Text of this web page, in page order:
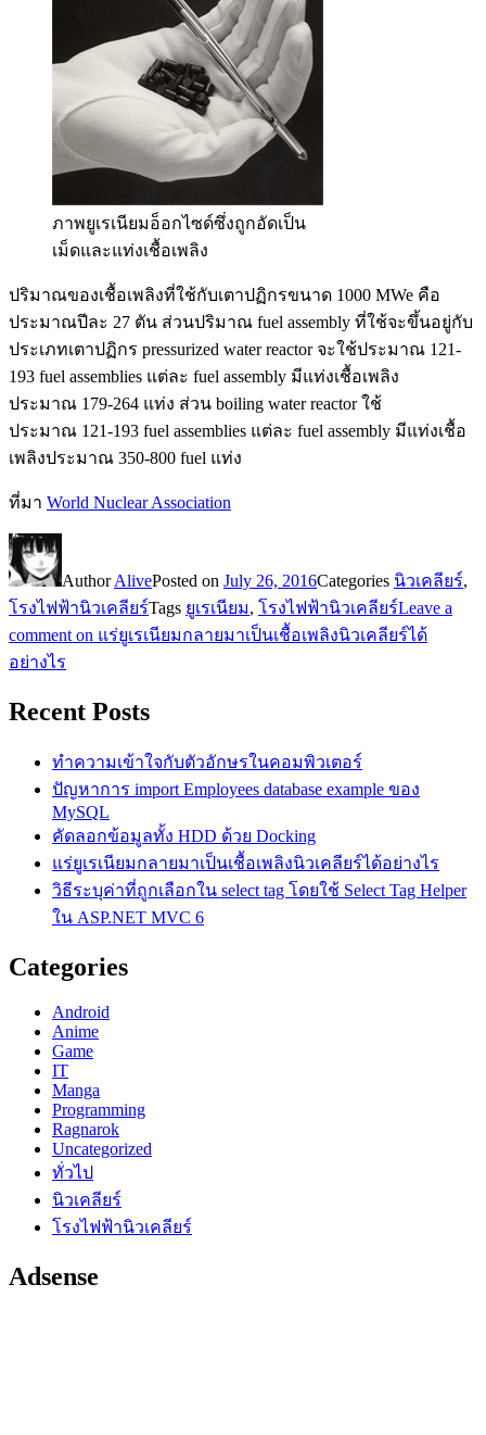
ภาพยูเรเนียมอ็อกไซด์ซึ่งถูกอัดเป็น
เม็ดและแท่งเชื้อเพลิง
ปริมาณของเชื้อเพลิงที่ใช้กับเตาปฏิกรขนาด 1000 MWe คือ
ประมาณปีละ 27 ตัน ส่วนปริมาณ fuel assembly ที่ใช้จะขึ้นอยู่กับ
ประเภทเตาปฏิกร pressurized water reactor จะใช้ประมาณ 121-
193 fuel assemblies แต่ละ fuel assembly มีแท่งเชื้อเพลิง
ประมาณ 179-264 แท่ง ส่วน boiling water reactor ใช้
ประมาณ 121-193 fuel assemblies แต่ละ fuel assembly มีแท่งเชื้อ
เพลิงประมาณ 350-800 fuel แท่ง
ที่มา World Nuclear Association
AuthorAlivePosted on July 26, 2016Categories นิวเคลียร์,
โรงไฟฟ้านิวเคลียร์Tags ยูเรเนียม, โรงไฟฟ้านิวเคลียร์Leave a
comment on แร่ยูเรเนียมกลายมาเป็นเชื้อเพลิงนิวเคลียร์ได้
อย่างไร
Recent Posts
ทำความเข้าใจกับตัวอักษรในคอมพิวเตอร์
ปัญหาการ import Employees database example ของ
MySQL
คัดลอกข้อมูลทั้ง HDD ด้วย Docking
แร่ยูเรเนียมกลายมาเป็นเชื้อเพลิงนิวเคลียร์ได้อย่างไร
วิธีระบุค่าที่ถูกเลือกใน select tag โดยใช้ Select Tag Helper
ใน ASP.NET MVC 6
Categories
Android
Anime
Game
IT
Manga
Programming
Ragnarok
Uncategorized
ทั่วไป
นิวเคลียร์
โรงไฟฟ้านิวเคลียร์
Adsense